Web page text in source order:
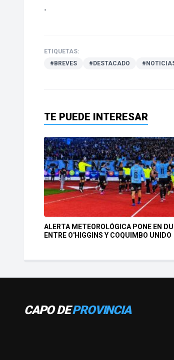
.
ETIQUETAS:
#BREVES
#DESTACADO
TE PUEDE INTERESAR
ALERTA METEOROLÓGICA PONE EN
ENTRE O'HIGGINS Y COQUIMBO UNIDO
CAPO DEPROVINCIA